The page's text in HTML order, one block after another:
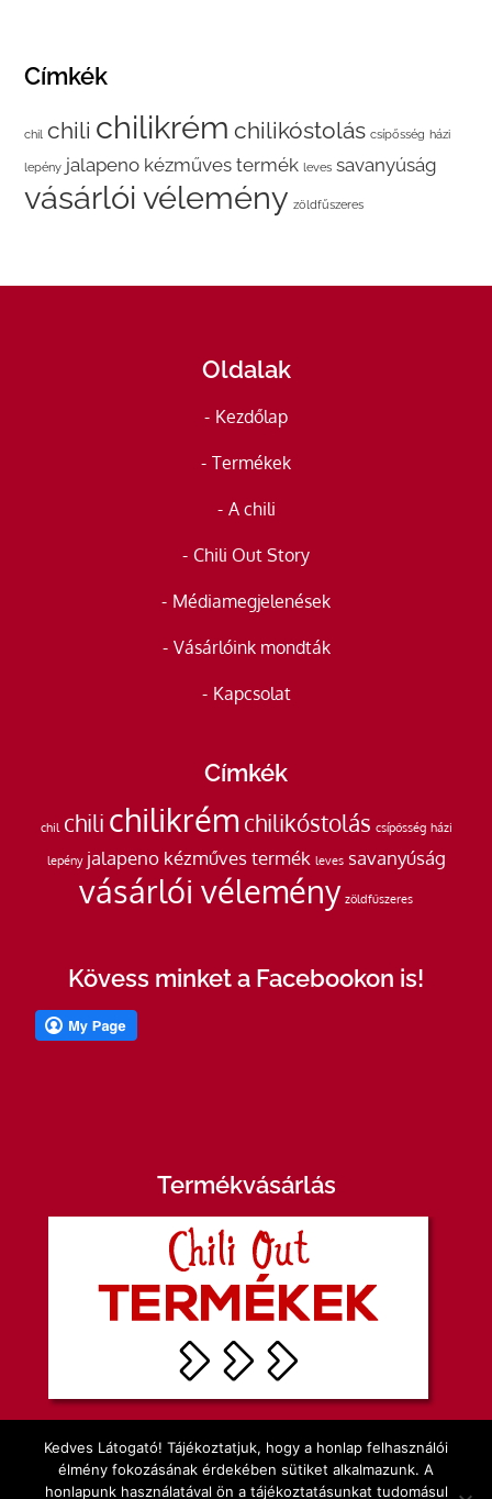
Címkék
chil chili chilikrém chilikóstolás csípősség házi
lepény jalapeno kézműves termék leves savanyúság
vásárlói vélemény zöldfűszeres
Oldalak
Kezdőlap
Termékek
A chili
Chili Out Story
Médiamegjelenések
Vásárlóink mondták
Kapcsolat
Címkék
chil chili chilikrém chilikóstolás csípősség házi
lepény jalapeno kézműves termék leves savanyúság
vásárlói vélemény zöldfűszeres
Kövess minket a Facebookon is!
Termékvásárlás
Kedves Látogató! Tájékoztatjuk, hogy a honlap felhasználói
élmény fokozásának érdekében sütiket alkalmazunk. A
honlapunk használatával ön a tájékoztatásunkat tudomásul